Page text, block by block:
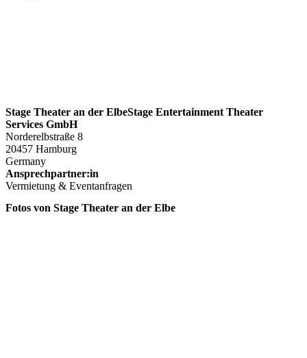
Stage Theater an der ElbeStage Entertainment Theater
Services GmbH
Norderelbstraße 8
20457 Hamburg
Germany
Ansprechpartner:in
Vermietung & Eventanfragen
Fotos von Stage Theater an der Elbe